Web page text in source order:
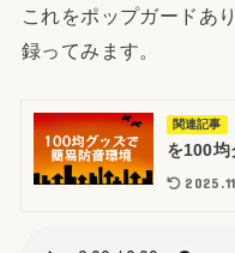
これをポップガードあ
録ってみます。
関連記事
を100